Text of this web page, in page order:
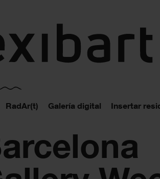
RadAr(t) Galería digital Insertar